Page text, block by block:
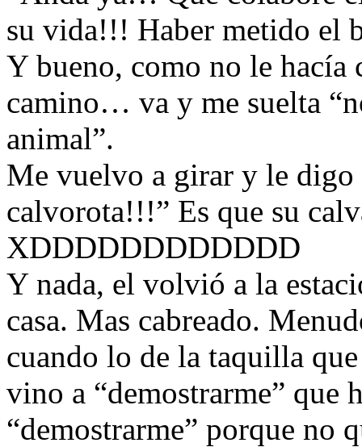
su vida!!! Haber metido el
Y bueno, como no le hacía
camino… va y me suelta
animal”.
Me vuelvo a girar y le digo
calvorota!!!” Es que su
XDDDDDDDDDDDD
Y nada, el volvió a la
casa. Mas cabreado.
cuando lo de la taquilla
vino a “demostrarme”
“demostrarme” porque no